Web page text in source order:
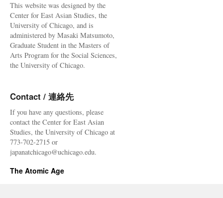
This website was designed by the
Center for East Asian Studies, the
University of Chicago, and is
administered by Masaki Matsumoto,
Graduate Student in the Masters of
Arts Program for the Social Sciences,
the University of Chicago.
Contact / 連絡先
If you have any questions, please
contact the Center for East Asian
Studies, the University of Chicago at
773-702-2715 or
japanatchicago@uchicago.edu.
The Atomic Age